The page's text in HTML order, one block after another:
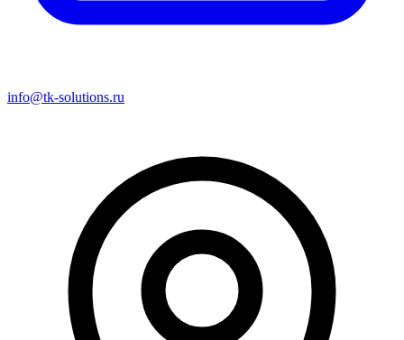
info@tk-solutions.ru